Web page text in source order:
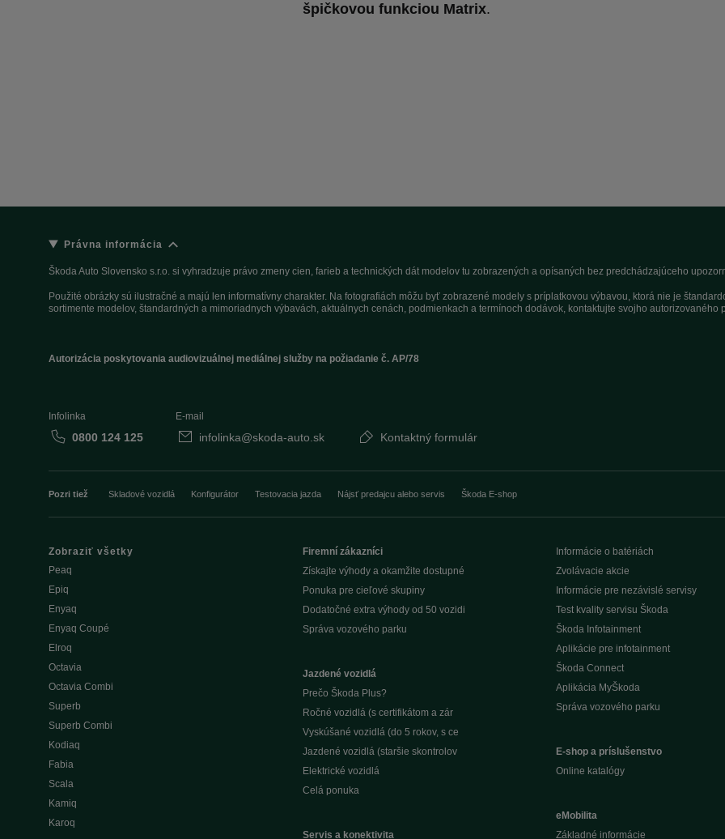
špičkovou funkciou Matrix.
Právna informácia
Škoda Auto Slovensko s.r.o. si vyhradzuje právo zmeny cien, farieb a technických dát modelov tu zobrazených a opísaných bez predchádzajúceho
Použité obrázky sú ilustračné a majú len informatívny charakter. Na fotografiách môžu byť zobrazené modely s príplatkovou výbavou, ktorá nie je
sortimente modelov, štandardných a mimoriadnych výbavách, aktuálnych cenách, podmienkach a termínoch dodávok, kontaktujte svojho autorizovaného
Autorizácia poskytovania audiovizuálnej mediálnej služby na požiadanie č. AP/78
Infolinka
0800 124 125
E-mail
infolinka@skoda-auto.sk Kontaktný formulár
Pozri tiež Skladové vozidlá Konfigurátor Testovacia jazda Nájsť predajcu alebo servis Škoda E-shop
Zobraziť všetky
Peaq
Epiq
Enyaq
Enyaq Coupé
Elroq
Octavia
Octavia Combi
Superb
Superb Combi
Kodiaq
Fabia
Scala
Kamiq
Karoq
Firemní zákazníci
Získajte výhody a okamžite dostupné
Ponuka pre cieľové skupiny
Dodatočné extra výhody od 50 vozidi
Správa vozového parku
Jazdené vozidlá
Prečo Škoda Plus?
Ročné vozidlá (s certifikátom a zár
Vyskúšané vozidlá (do 5 rokov, s ce
Jazdené vozidlá (staršie skontrolov
Elektrické vozidlá
Celá ponuka
Servis a konektivita
Informácie o batériách
Zvolávacie akcie
Informácie pre nezávislé servisy
Test kvality servisu Škoda
Škoda Infotainment
Aplikácie pre infotainment
Škoda Connect
Aplikácia MyŠkoda
Správa vozového parku
E-shop a príslušenstvo
Online katalógy
eMobilita
Základné informácie